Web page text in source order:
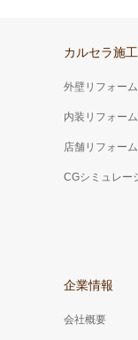
カルセラ施
外壁リフォーム
内装リフォーム
店舗リフォーム
CGシミュレー
企業情報
会社概要